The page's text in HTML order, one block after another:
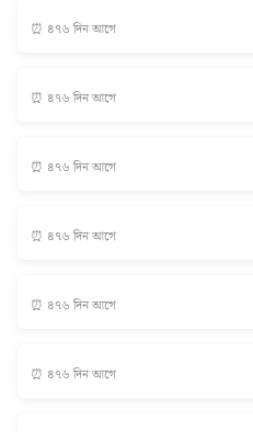
⏰ ৪৭৬ দিন আগে
⏰ ৪৭৬ দিন আগে
⏰ ৪৭৬ দিন আগে
⏰ ৪৭৬ দিন আগে
⏰ ৪৭৬ দিন আগে
⏰ ৪৭৬ দিন আগে